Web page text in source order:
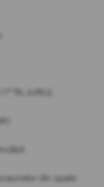
ÎN JURUL
din spate